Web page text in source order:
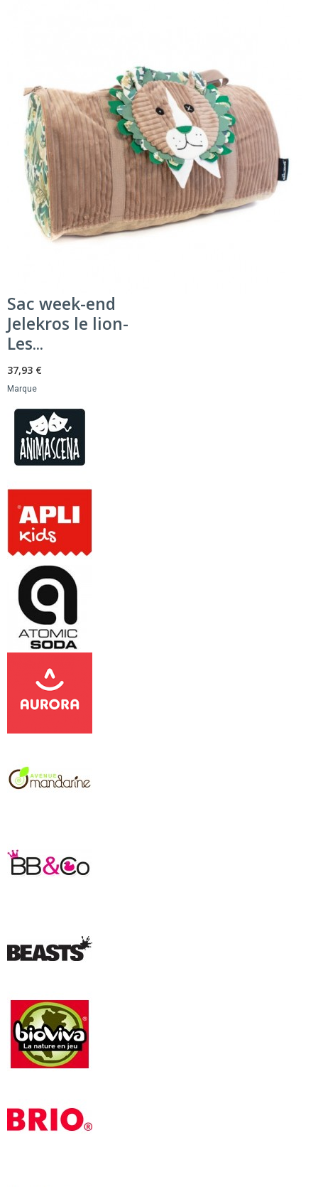
Sac week-end
Jelekros le lion-
Les...
37,93 €
Marque